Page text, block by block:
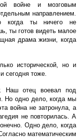
войне и мозговым
направлением.
когда ты ничего не
ты готов видеть малое
драма жизни, когда
исторической, но и
сегодня тоже.
Наш отец воевал под
Но одно дело, когда мы
война не затронула, а
не повторилась. А
Одно дело, когда
математическим